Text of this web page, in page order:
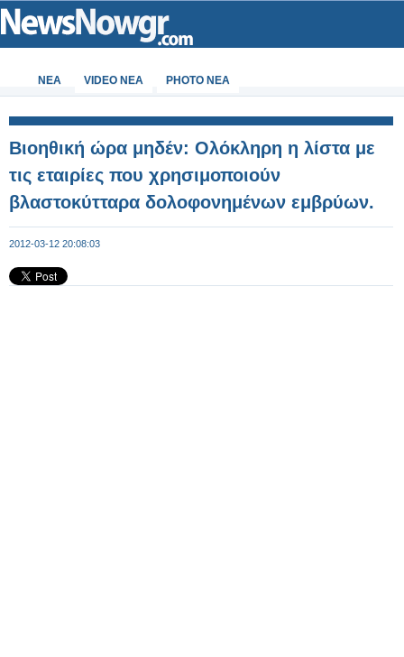
ΝΕΑ VIDEO NEA PHOTO NEA
Βιοηθική ώρα μηδέν: Ολόκληρη η λίστα με
τις εταιρίες που χρησιμοποιούν
βλαστοκύτταρα δολοφονημένων εμβρύων.
2012-03-12 20:08:03